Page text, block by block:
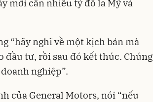
mới cần nhiều tỷ đô la Mỹ và
“hãy nghĩ về một kịch bản mà
đầu tư, rồi sau đó kết thúc. Chúng
nghiệp”.
của General Motors, nói “nếu